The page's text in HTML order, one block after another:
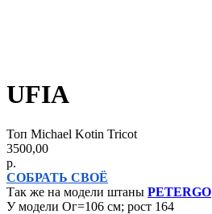
UFIA
Топ Michael Kotin Tricot
3500,00
р.
СОБРАТЬ СВОЁ
Так же на модели штаны PETERGO
У модели Ог=106 см; рост 164